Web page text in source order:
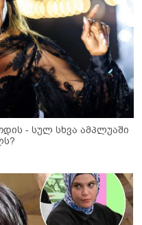
- სულ სხვა ამპლუაში